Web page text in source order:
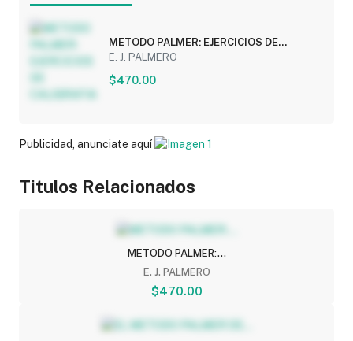
METODO PALMER: EJERCICIOS DE
CALIGRAFIA
E. J. PALMERO
$470.00
Publicidad, anunciate aquí
Titulos Relacionados
METODO PALMER:...
E. J. PALMERO
$470.00